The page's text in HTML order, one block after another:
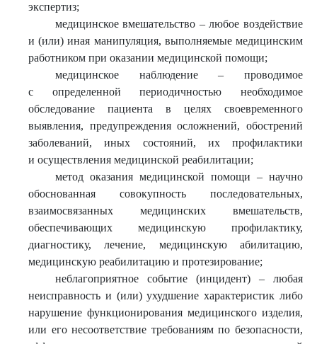
экспертиз;
медицинское вмешательство – любое воздействие
и (или) иная манипуляция, выполняемые медицинским
работником при оказании медицинской помощи;
медицинское наблюдение – проводимое
с определенной периодичностью необходимое
обследование пациента в целях своевременного
выявления, предупреждения осложнений, обострений
заболеваний, иных состояний, их профилактики
и осуществления медицинской реабилитации;
метод оказания медицинской помощи – научно
обоснованная совокупность последовательных,
взаимосвязанных медицинских вмешательств,
обеспечивающих медицинскую профилактику,
диагностику, лечение, медицинскую абилитацию,
медицинскую реабилитацию и протезирование;
неблагоприятное событие (инцидент) – любая
неисправность и (или) ухудшение характеристик либо
нарушение функционирования медицинского изделия,
или его несоответствие требованиям по безопасности,